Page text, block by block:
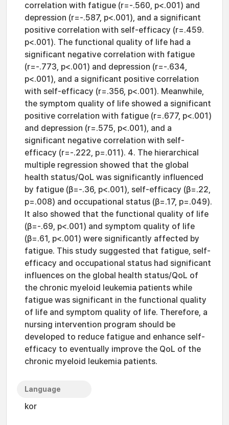
correlation with fatigue (r=-.560, p<.001) and
depression (r=-.587, p<.001), and a significant
positive correlation with self-efficacy (r=.459.
p<.001). The functional quality of life had a
significant negative correlation with fatigue
(r=-.773, p<.001) and depression (r=-.634,
p<.001), and a significant positive correlation
with self-efficacy (r=.356, p<.001). Meanwhile,
the symptom quality of life showed a significant
positive correlation with fatigue (r=.677, p<.001)
and depression (r=.575, p<.001), and a
significant negative correlation with self-
efficacy (r=-.222, p=.011). 4. The hierarchical
multiple regression showed that the global
health status/QoL was significantly influenced
by fatigue (β=-.36, p<.001), self-efficacy (β=.22,
p=.008) and occupational status (β=.17, p=.049).
It also showed that the functional quality of life
(β=-.69, p<.001) and symptom quality of life
(β=.61, p<.001) were significantly affected by
fatigue. This study suggested that fatigue, self-
efficacy and occupational status had significant
influences on the global health status/QoL of
the chronic myeloid leukemia patients while
fatigue was significant in the functional quality
of life and symptom quality of life. Therefore, a
nursing intervention program should be
developed to reduce fatigue and enhance self-
efficacy to eventually improve the QoL of the
chronic myeloid leukemia patients.
Language
kor